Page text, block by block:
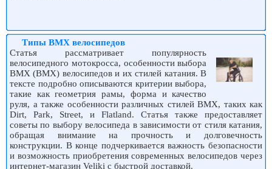
Типы BMX велосипедов
Статья рассматривает популярность
велосипедного мотокросса, особенности выбора
ВМХ (BMX) велосипедов и их стилей катания. В
тексте подробно описываются критерии выбора,
такие как геометрия рамы, форма и качество
руля, а также особенности различных стилей BMX, таких как
Dirt, Park, Street, и Flatland. Статья также предоставляет
советы по выбору велосипеда в зависимости от стиля катания,
обращая внимание на прочность и долговечность
конструкции. В конце подчеркивается важность безопасности
и возможность приобретения современных велосипедов через
интернет-магазин Veliki с быстрой доставкой.